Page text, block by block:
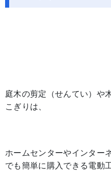
庭木の剪定（せんてい）や
こぎりは、
ホームセンターやインター
でも簡単に購入できる電動